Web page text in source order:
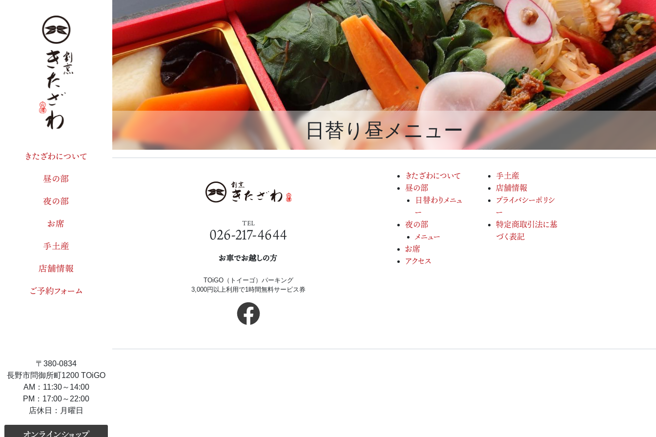
きたざわについて
昼の部
夜の部
お席
手土産
店舗情報
ご予約フォーム
〒380-0834
長野市問御所町1200 TOiGO
AM：11:30～14:00
PM：17:00～22:00
店休日：月曜日
日替り昼メニュー
TEL
026-217-4644
お車でお越しの方
TOiGO（トイーゴ）パーキング
3,000円以上利用で1時間無料サービス券
きたざわについて
昼の部
日替わりメニュ
ー
夜の部
メニュー
お席
アクセス
手土産
店舗情報
プライバシーポリシ
ー
特定商取引法に基
づく表記